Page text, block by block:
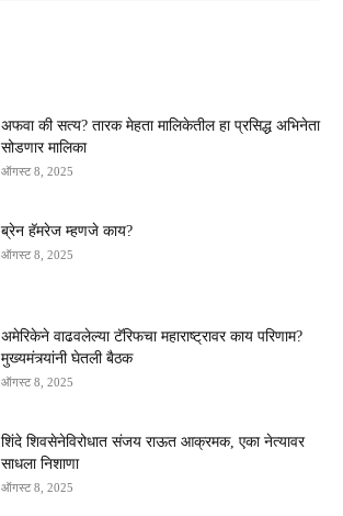
अफवा की सत्य? तारक मेहता मालिकेतील हा प्रसिद्ध अभिनेता
सोडणार मालिका
ऑगस्ट 8, 2025
ब्रेन हॅमरेज म्हणजे काय?
ऑगस्ट 8, 2025
अमेरिकेने वाढवलेल्या टॅरिफचा महाराष्ट्रावर काय परिणाम?
मुख्यमंत्र्यांनी घेतली बैठक
ऑगस्ट 8, 2025
शिंदे शिवसेनेविरोधात संजय राऊत आक्रमक, एका नेत्यावर
साधला निशाणा
ऑगस्ट 8, 2025